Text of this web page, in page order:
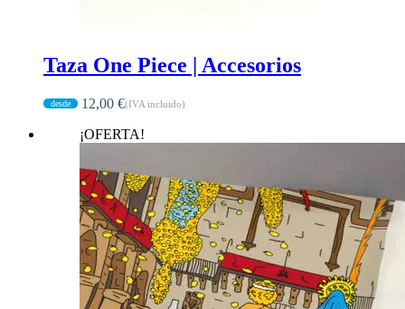
Taza One Piece | Accesorios
12,00 €(IVA incluido)
¡OFERTA!